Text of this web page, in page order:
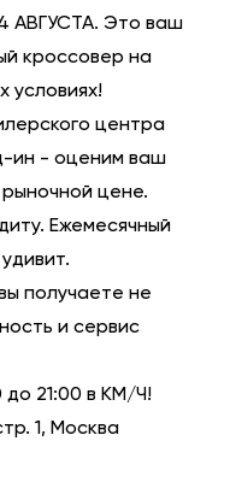
АВГУСТА. Это ваш
кроссовер на
условиях!
центра
ин - оценим ваш
цене.
Ежемесячный
получаете не
и сервис
21:00 в КМ/Ч!
1, Москва